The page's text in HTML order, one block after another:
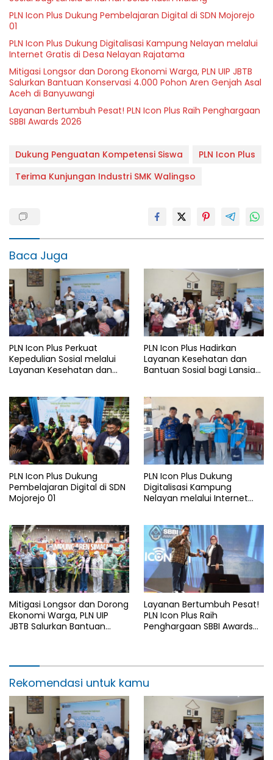
PLN Icon Plus Dukung Pembelajaran Digital di SDN Mojorejo
01
PLN Icon Plus Dukung Digitalisasi Kampung Nelayan melalui
Internet Gratis di Desa Nelayan Rajatama
Mitigasi Longsor dan Dorong Ekonomi Warga, PLN UIP JBTB
Salurkan Bantuan Konservasi 4.000 Pohon Aren Genjah Asal
Aceh di Banyuwangi
Layanan Bertumbuh Pesat! PLN Icon Plus Raih Penghargaan
SBBI Awards 2026
Dukung Penguatan Kompetensi Siswa
PLN Icon Plus
Terima Kunjungan Industri SMK Walingso
Baca Juga
PLN Icon Plus Perkuat
Kepedulian Sosial melalui
Layanan Kesehatan dan
PLN Icon Plus Hadirkan
Layanan Kesehatan dan
Bantuan Sosial bagi Lansia
PLN Icon Plus Dukung
Pembelajaran Digital di SDN
Mojorejo 01
PLN Icon Plus Dukung
Digitalisasi Kampung
Nelayan melalui Internet
Mitigasi Longsor dan Dorong
Ekonomi Warga, PLN UIP
JBTB Salurkan Bantuan
Layanan Bertumbuh Pesat!
PLN Icon Plus Raih
Penghargaan SBBI Awards
Rekomendasi untuk kamu